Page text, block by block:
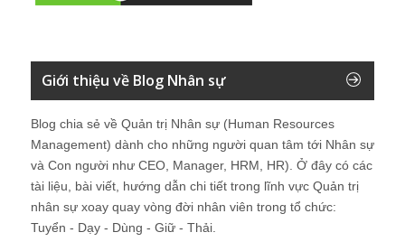
Giới thiệu về Blog Nhân sự
Blog chia sẻ về Quản trị Nhân sự (Human Resources
Management) dành cho những người quan tâm tới Nhân sự
và Con người như CEO, Manager, HRM, HR). Ở đây có các
tài liệu, bài viết, hướng dẫn chi tiết trong lĩnh vực Quản trị
nhân sự xoay quay vòng đời nhân viên trong tổ chức:
Tuyển - Dạy - Dùng - Giữ - Thải.